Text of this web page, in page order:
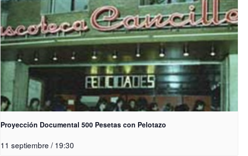
Proyección Documental 500 Pesetas con Pelotazo
11 septiembre / 19:30